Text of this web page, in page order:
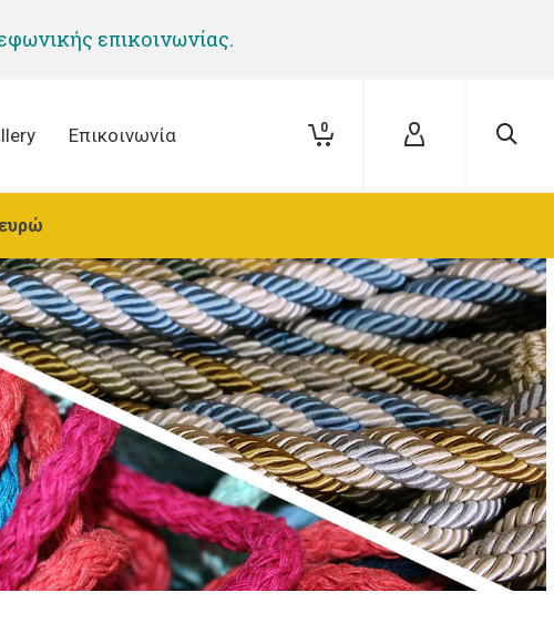
επικοινωνίας.
Επικοινωνία 0